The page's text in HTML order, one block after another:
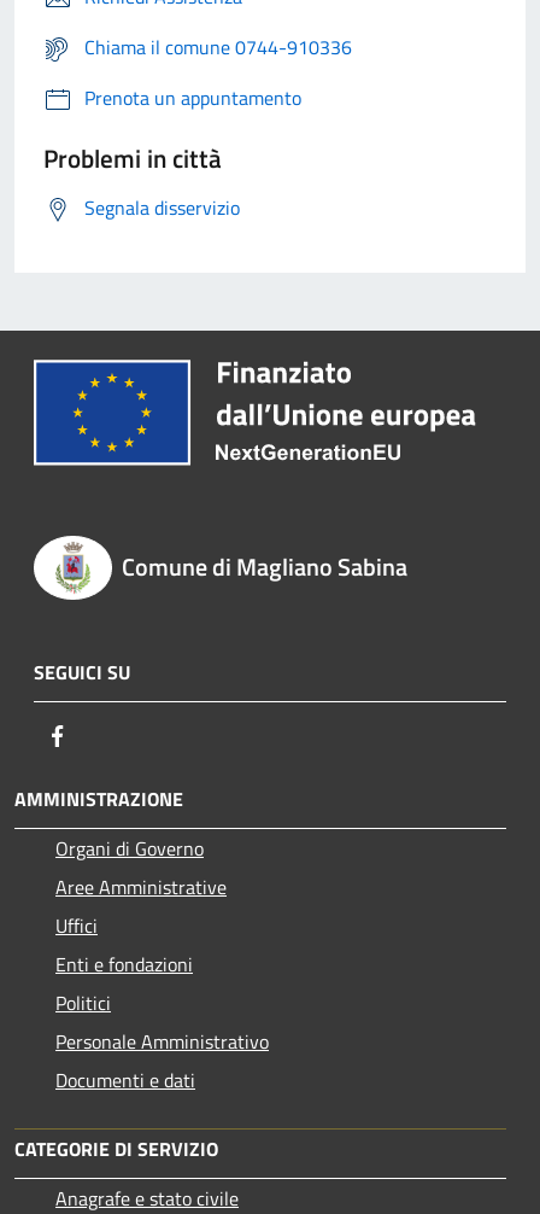
Chiama il comune 0744-910336
Prenota un appuntamento
Problemi in città
Segnala disservizio
Comune di Magliano Sabina
SEGUICI SU
AMMINISTRAZIONE
Organi di Governo
Aree Amministrative
Uffici
Enti e fondazioni
Politici
Personale Amministrativo
Documenti e dati
CATEGORIE DI SERVIZIO
Anagrafe e stato civile